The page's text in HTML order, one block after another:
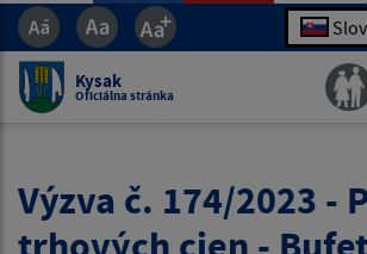
Kysak
Oficiálna stránka
Výzva č. 174/2023 -